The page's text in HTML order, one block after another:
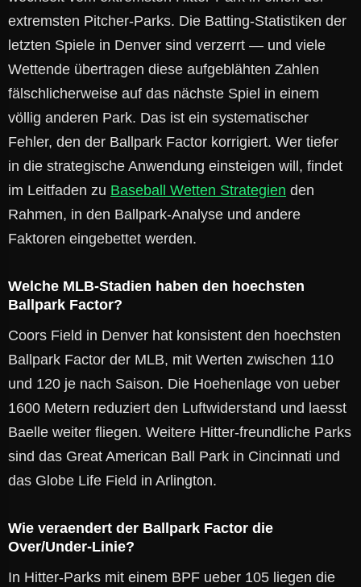
extremsten Pitcher-Parks. Die Batting-Statistiken der
letzten Spiele in Denver sind verzerrt — und viele
Wettende übertragen diese aufgeblähten Zahlen
fälschlicherweise auf das nächste Spiel in einem
völlig anderen Park. Das ist ein systematischer
Fehler, den der Ballpark Factor korrigiert. Wer tiefer
in die strategische Anwendung einsteigen will, findet
im Leitfaden zu Baseball Wetten Strategien den
Rahmen, in den Ballpark-Analyse und andere
Faktoren eingebettet werden.
Welche MLB-Stadien haben den hoechsten
Ballpark Factor?
Coors Field in Denver hat konsistent den hoechsten
Ballpark Factor der MLB, mit Werten zwischen 110
und 120 je nach Saison. Die Hoehenlage von ueber
1600 Metern reduziert den Luftwiderstand und laesst
Baelle weiter fliegen. Weitere Hitter-freundliche Parks
sind das Great American Ball Park in Cincinnati und
das Globe Life Field in Arlington.
Wie veraendert der Ballpark Factor die
Over/Under-Linie?
In Hitter-Parks mit einem BPF ueber 105 liegen die